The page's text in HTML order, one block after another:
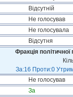
Відсутній
Не голосував
Не голосувала
Відсутня
Фракція
За:16 Проти:0
Не голосував
За